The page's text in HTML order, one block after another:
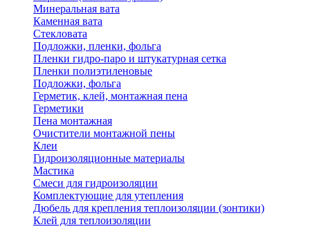
Минеральная вата
Каменная вата
Стекловата
Подложки, пленки, фольга
Пленки гидро-паро и штукатурная сетка
Пленки полиэтиленовые
Подложки, фольга
Герметик, клей, монтажная пена
Герметики
Пена монтажная
Очистители монтажной пены
Клеи
Гидроизоляционные материалы
Мастика
Смеси для гидроизоляции
Комплектующие для утепления
Дюбель для крепления теплоизоляции (зонтики)
Клей для теплоизоляции